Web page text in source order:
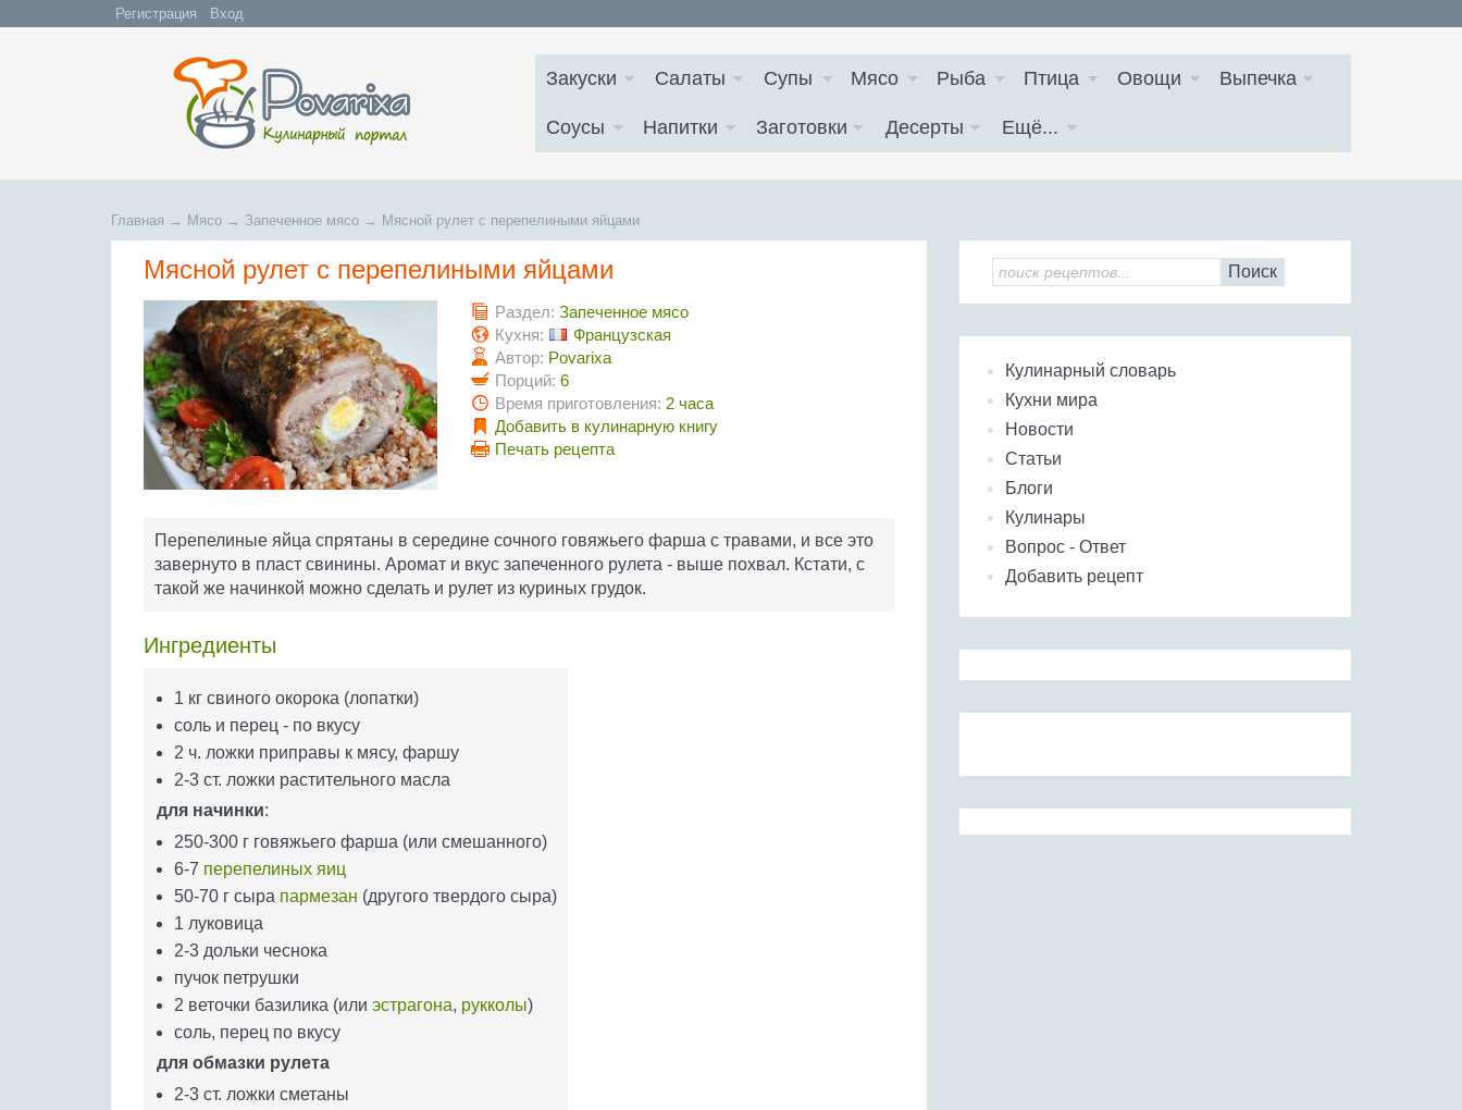
Регистрация Вход
Закуски Салаты Супы Мясо Рыба Птица Овощи Выпечка
Соусы Напитки Заготовки Десерты Ещё...
Главная → Мясо → Запеченное мясо → Мясной рулет с перепелиными яйцами
Мясной рулет с перепелиными яйцами
Раздел: Запеченное мясо
Кухня:
Французская
Автор: Povarixa
Порций: 6
Время приготовления: 2 часа
Добавить в кулинарную книгу
Печать рецепта
Перепелиные яйца спрятаны в середине сочного говяжьего фарша с травами, и все это
завернуто в пласт свинины. Аромат и вкус запеченного рулета - выше похвал. Кстати, с
такой же начинкой можно сделать и рулет из куриных грудок.
Ингредиенты
1 кг свиного окорока (лопатки)
соль и перец - по вкусу
2 ч. ложки приправы к мясу, фаршу
2-3 ст. ложки растительного масла
для начинки:
250-300 г говяжьего фарша (или смешанного)
6-7 перепелиных яиц
50-70 г сыра пармезан (другого твердого сыра)
1 луковица
2-3 дольки чеснока
пучок петрушки
2 веточки базилика (или эстрагона, рукколы)
соль, перец по вкусу
для обмазки рулета
2-3 ст. ложки сметаны
Поиск
Кулинарный словарь
Кухни мира
Новости
Статьи
Блоги
Кулинары
Вопрос - Ответ
Добавить рецепт